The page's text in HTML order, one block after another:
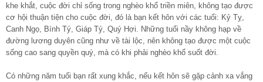
khe khắt, cuộc đời chỉ sống trong nghèo khổ triền miên, không tạo được
cơ hội thuận tiện cho cuộc đời, đó là bạn kết hôn với các tuổi: Kỷ Tỵ,
Canh Ngọ, Bính Tý, Giáp Tý, Quý Hợi. Những tuổi nầy không hạp về
đường lương duyên cũng như về tài lộc, nên không tạo được một cuộc
sống cao sang quyền quý, mà có khi phải nghèo khổ suốt đời.
Có những năm tuổi bạn rất xung khắc, nếu kết hôn sẽ gặp cảnh xa vắng